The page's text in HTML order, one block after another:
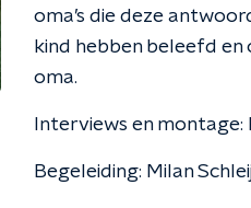
oma’s die deze
kind hebben beleefd
oma.
Interviews en montage:
Begeleiding: Milan